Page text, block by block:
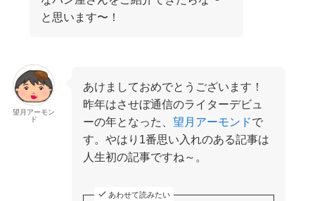
と思います〜！
望月アーモン
ド
あけましておめでとうございます！
昨年はさせぼ通信のライターデビュ
ーの年となった、望月アーモンドで
す。やはり1番思い入れのある記事は
人生初の記事ですね～。
あわせて読みたい